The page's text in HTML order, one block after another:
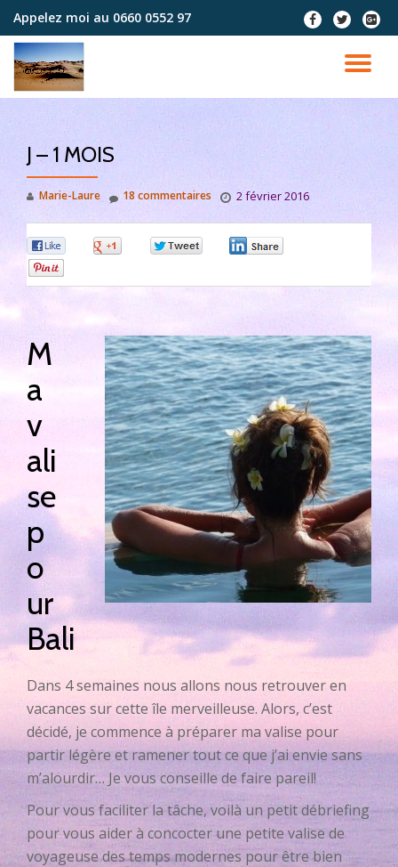
Aller
contenu
Appelez moi au 0660 0552 97
fa-
facebook
fa-
twitter
fa-
plus-
LA
J – 1 MOIS
Marie-Laure 2 février 2016
18 commentaires
M
a
v
ali
se
p
o
ur
Bali
Dans 4 semaines nous allons nous retrouver en
vacances sur cette île merveilleuse. Alors, c’est
décidé, je commence à préparer ma valise pour
partir légère et ramener tout ce que j’ai envie sans
m’alourdir… Je vous conseille de faire pareil!
Pour vous faciliter la tâche, voilà un petit débriefing
pour vous aider à concocter une petite valise de
voyageuse des temps modernes pour être bien